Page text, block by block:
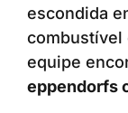
escondida
combustível
equipe
eppendorfs